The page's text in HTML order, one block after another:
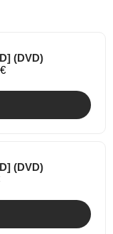
(DVD)
(DVD)